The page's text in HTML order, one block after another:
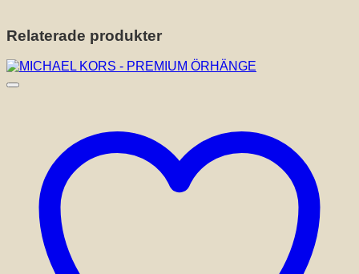
Relaterade produkter